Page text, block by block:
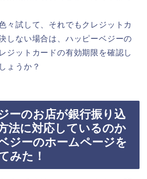
々試して、それでもクレジットカ
しない場合は、ハッピーベジーの
ジットカードの有効期限を確認し
ょうか？
ーのお店が銀行振り込
法に対応しているのか
ジーのホームページを
みた！